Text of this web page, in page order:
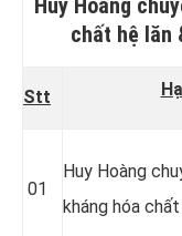
chất hệ lăn
Stt
01
Huy Hoàng
kháng hóa